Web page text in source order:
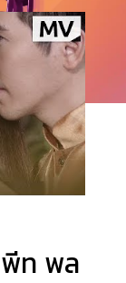
พีท พล